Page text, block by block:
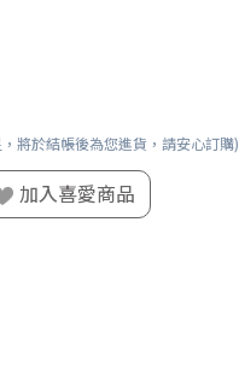
將於結帳後為您進貨，請安心訂購)
加入喜愛商品